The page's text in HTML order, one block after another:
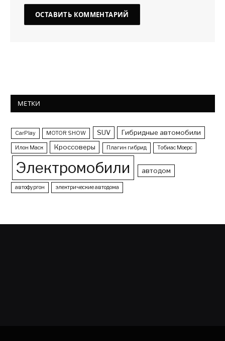
МЕТКИ
CarPlay MOTOR SHOW SUV Гибридные автомобили
Илон Маск Кроссоверы Плагин гибрид Тобиас Моерс
Электромобили автодом
автофургон электрические автодома